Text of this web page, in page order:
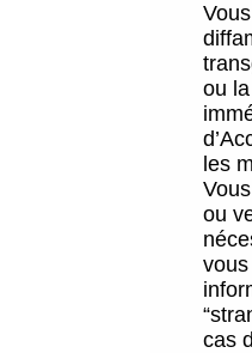
ou
les
ou
cas